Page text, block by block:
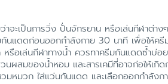
าจะเป็นการวิ่ง ปั่นจักรยาน หรือเล่นกีฬาต่
แดดก่อนออกกำลังกาย 30 นาที เพื่อให้ครี
หรือเล่นกีฬาทางน้ำ ควรทาครีมกันแดดซ้ำ
วนผสมของน้ำหอม และสารเคมีที่อาจก่อให้
หมวก ใส่แว่นกันแดด และเลือกออกกำลังก